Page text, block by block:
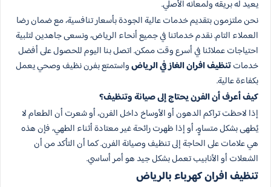
يعيد له بريقه ولمعانه الأصلي.
نحن ملتزمون بتقديم خدمات عالية الجودة بأسعار تنافسية، مع ضمان رضا
العملاء التام. نقدم خدماتنا في جميع أنحاء الرياض، ونسعى جاهدين لتلبية
احتياجات عملائنا في أسرع وقت ممكن. اتصل بنا اليوم للحصول على أفضل
خدماتتنظيف افران الغاز في الرياضواستمتع بفرن نظيف وصحي يعمل
بكفاءة عالية.
كيف أعرف أن الفرن يحتاج إلى صيانة وتنظيف؟
إذا لاحظت تراكم الدهون أو الأوساخ داخل الفرن، أو شعرت أن الطعام لا
يُطهى بشكل متساوٍ، أو إذا ظهرت رائحة غير معتادة أثناء الطهي، فإن هذه
هي علامات على الحاجة إلى تنظيف وصيانة الفرن. كما أن التأكد من أن
الشعلات أو الأنابيب تعمل بشكل جيد هو أمر أساسي.
تنظيف افران كهرباء بالرياض